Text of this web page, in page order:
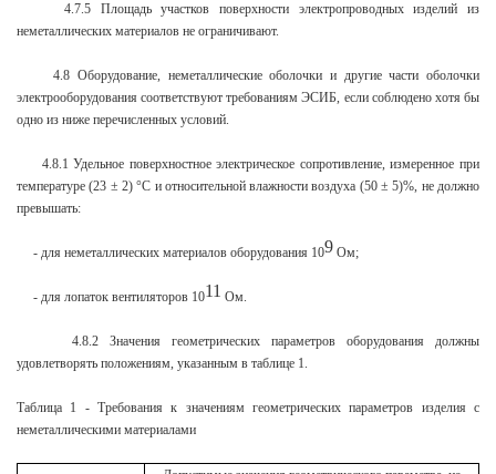
4.7.5 Площадь участков поверхности электропроводных изделий из
неметаллических материалов не ограничивают.
4.8 Оборудование, неметаллические оболочки и другие части оболочки
электрооборудования соответствуют требованиям ЭСИБ, если соблюдено хотя бы
одно из ниже перечисленных условий.
4.8.1 Удельное поверхностное электрическое сопротивление, измеренное при
температуре (23 ± 2) °С и относительной влажности воздуха (50 ± 5)%, не должно
превышать:
- для неметаллических материалов оборудования 109 Ом;
- для лопаток вентиляторов 1011 Ом.
4.8.2 Значения геометрических параметров оборудования должны
удовлетворять положениям, указанным в таблице 1.
Таблица 1 - Требования к значениям геометрических параметров изделия с
неметаллическими материалами